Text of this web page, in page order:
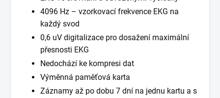
4096 Hz – vzorkovací frekvence EKG na
každý svod
0,6 uV digitalizace pro dosažení maximální
přesnosti EKG
Nedochází ke kompresi dat
Výměnná paměťová karta
Záznamy až po dobu 7 dní na jednu kartu a s